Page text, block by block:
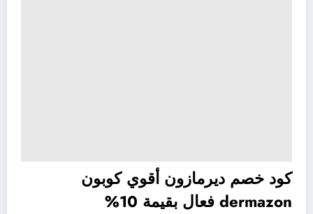
كود خصم ديرمازون أقوي كوبون
dermazon فعال بقيمة 10%